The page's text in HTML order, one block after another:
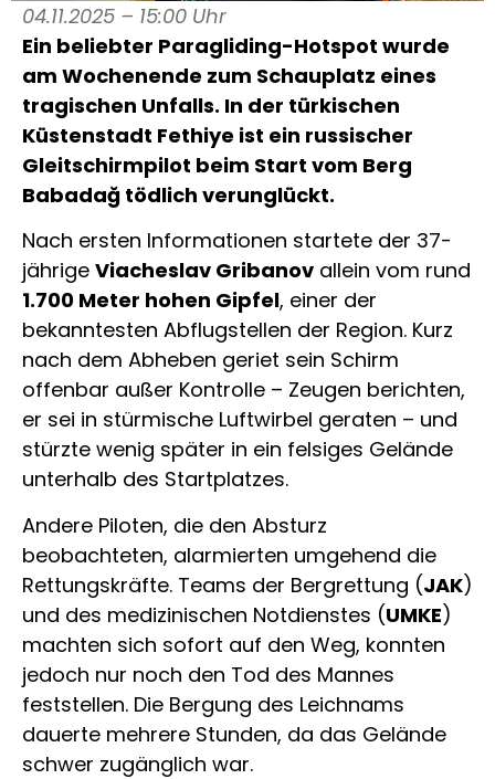
04.11.2025 – 15:00 Uhr
Ein beliebter Paragliding-Hotspot wurde
am Wochenende zum Schauplatz eines
tragischen Unfalls. In der türkischen
Küstenstadt Fethiye ist ein russischer
Gleitschirmpilot beim Start vom Berg
Babadağ tödlich verunglückt.
Nach ersten Informationen startete der 37-
jährige Viacheslav Gribanov allein vom rund
1.700 Meter hohen Gipfel, einer der
bekanntesten Abflugstellen der Region. Kurz
nach dem Abheben geriet sein Schirm
offenbar außer Kontrolle – Zeugen berichten,
er sei in stürmische Luftwirbel geraten – und
stürzte wenig später in ein felsiges Gelände
unterhalb des Startplatzes.
Andere Piloten, die den Absturz
beobachteten, alarmierten umgehend die
Rettungskräfte. Teams der Bergrettung (JAK)
und des medizinischen Notdienstes (UMKE)
machten sich sofort auf den Weg, konnten
jedoch nur noch den Tod des Mannes
feststellen. Die Bergung des Leichnams
dauerte mehrere Stunden, da das Gelände
schwer zugänglich war.